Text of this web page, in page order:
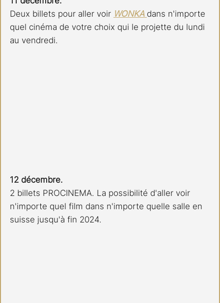
Deux billets pour aller voir WONKA dans n'importe
quel cinéma de votre choix qui le projette du lundi
au vendredi.
12 décembre.
2 billets PROCINEMA. La possibilité d'aller voir
n'importe quel film dans n'importe quelle salle en
suisse jusqu'à fin 2024.